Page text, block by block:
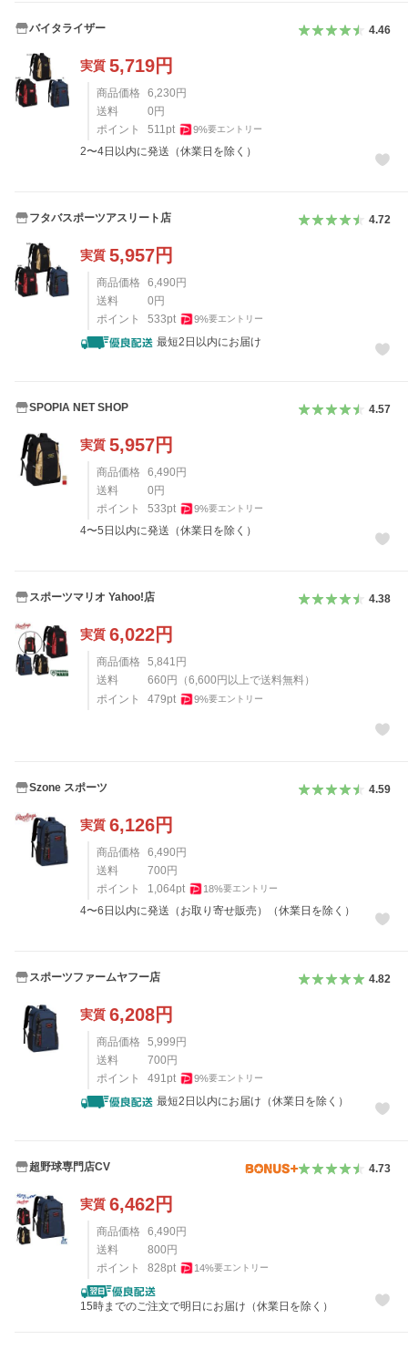
バイタライザー 4.46
実質 5,719円
商品価格 6,230 円
送料
0 円
ポイント
511pt 9%要エントリー
2〜4日以内に発送（休業日を除く）
フタバスポーツアスリート店 4.72
実質 5,957円
商品価格 6,490 円
送料
0 円
ポイント
533pt 9%要エントリー
最短2日以内にお届け
SPOPIA NET SHOP 4.57
実質 5,957円
商品価格 6,490 円
送料
0 円
ポイント
533pt 9%要エントリー
4〜5日以内に発送（休業日を除く）
スポーツマリオ Yahoo!店 4.38
実質 6,022円
商品価格 5,841 円
送料
660 円 （6,600 円以上で送料無料）
ポイント
479pt 9%要エントリー
Szone スポーツ 4.59
実質 6,126円
商品価格 6,490 円
送料
700 円
ポイント
1,064pt 18%要エントリー
4〜6日以内に発送（お取り寄せ販売）（休業日を除く）
スポーツファームヤフー店 4.82
実質 6,208円
商品価格 5,999 円
送料
700 円
ポイント
491pt 9%要エントリー
最短2日以内にお届け（休業日を除く）
超野球専門店CV 4.73
実質 6,462円
商品価格 6,490 円
送料
800 円
ポイント
828pt 14%要エントリー
15時までのご注文で明日にお届け（休業日を除く）